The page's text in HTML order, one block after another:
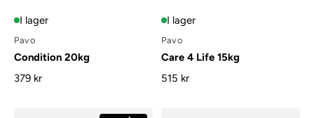
I lager
Pavo
Condition 20kg
379 kr
I lager
Pavo
Care 4 Life 15kg
515 kr